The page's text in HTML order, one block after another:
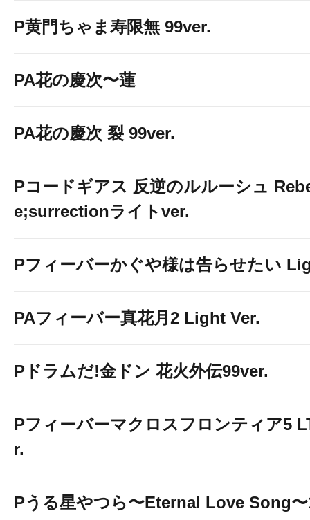
P黄門ちゃま寿限無 99ver.
PA花の慶次〜蓮
PA花の慶次 裂 99ver.
Pコードギアス 反逆のルルーシュ
e;surrectionライトver.
Pフィーバーかぐや様は告らせたい
PAフィーバー真花月2 Light Ver.
Pドラムだ!金ドン 花火外伝99ver.
Pフィーバーマクロスフロンティア5
r.
Pうる星やつら〜Eternal Love Song